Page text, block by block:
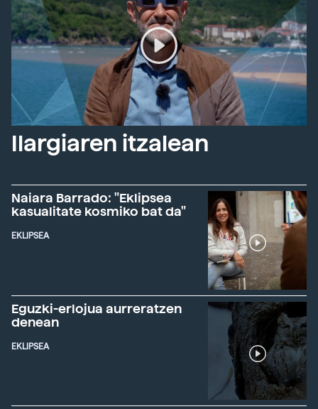
Ilargiaren itzalean
Naiara Barrado: "Eklipsea
kasualitate kosmiko bat da"
EKLIPSEA
Eguzki-erlojua aurreratzen
denean
EKLIPSEA